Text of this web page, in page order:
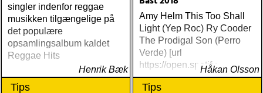
singler indenfor reggae
musikken tilgængelige på
det populære
opsamlingsalbum kaldet
Reggae Hits
Henrik Bæk
Amy Helm This Too Shall
Light (Yep Roc) Ry Cooder
The Prodigal Son (Perro
Verde) [url
https://open.spotifyHåkan Olsson
Tips Tips